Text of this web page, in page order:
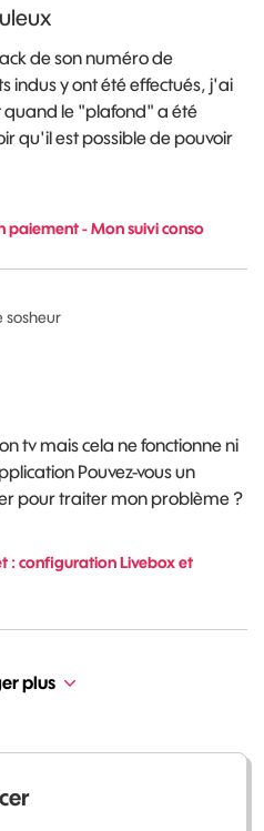
de son numéro de
indus y ont été effectués, j'ai
le "plafond" a été
qu'il est possible de pouvoir
paiement - Mon suivi conso
tv mais cela ne fonctionne ni
Pouvez-vous un
pour traiter mon problème ?
: configuration Livebox et
sosheur
plus